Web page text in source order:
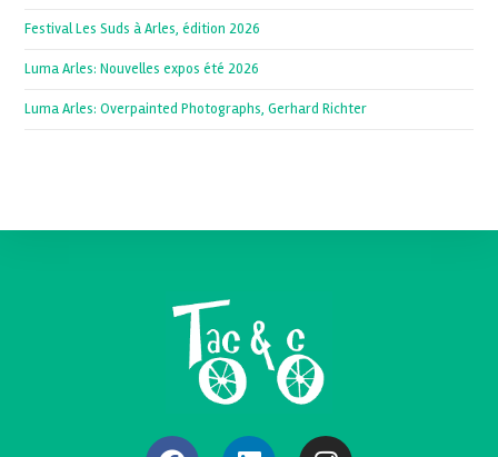
Festival Les Suds à Arles, édition 2026
Luma Arles: Nouvelles expos été 2026
Luma Arles: Overpainted Photographs, Gerhard Richter